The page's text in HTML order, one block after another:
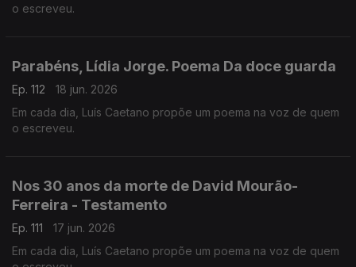
o escreveu.
Parabéns, Lídia Jorge. Poema Da doce guarda
Ep. 112
18 jun. 2026
Em cada dia, Luís Caetano propõe um poema na voz de quem
o escreveu.
Nos 30 anos da morte de David Mourão-
Ferreira - Testamento
Ep. 111
17 jun. 2026
Em cada dia, Luís Caetano propõe um poema na voz de quem